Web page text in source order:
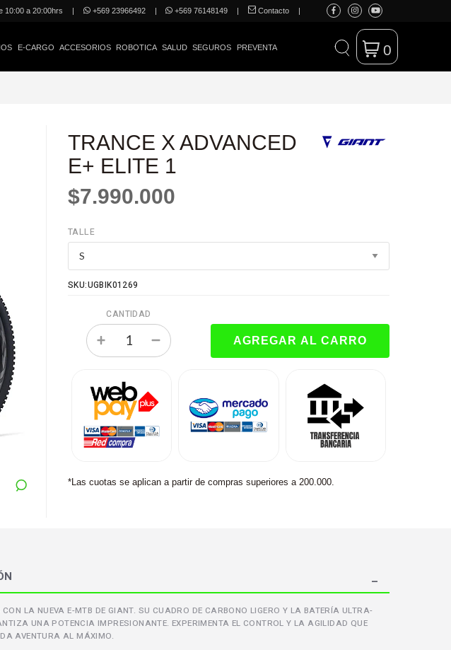
10:00 a 20:00hrs | +569 23966492 | +569 76148149 | Contacto |
E-CARGO ACCESORIOS ROBOTICA SALUD SEGUROS PREVENTA 0
TRANCE X ADVANCED
E+ ELITE 1
$7.990.000
TALLE
SKU:UGBIK01269
CANTIDAD
*Las cuotas se aplican a partir de compras superiores a 200.000.
LA NUEVA E-MTB DE GIANT. SU CUADRO DE CARBONO LIGERO Y LA BATERÍA ULTRA-
UNA POTENCIA IMPRESIONANTE. EXPERIMENTA EL CONTROL Y LA AGILIDAD QUE
AVENTURA AL MÁXIMO.